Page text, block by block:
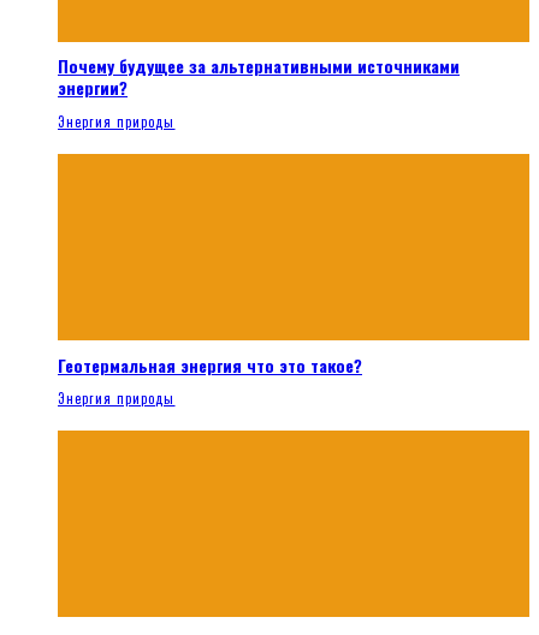
Почему будущее за альтернативными источниками
энергии?
Энергия природы
Геотермальная энергия что это такое?
Энергия природы